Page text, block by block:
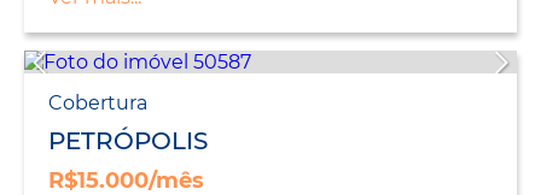
Cobertura
PETRÓPOLIS
R$15.000/mês